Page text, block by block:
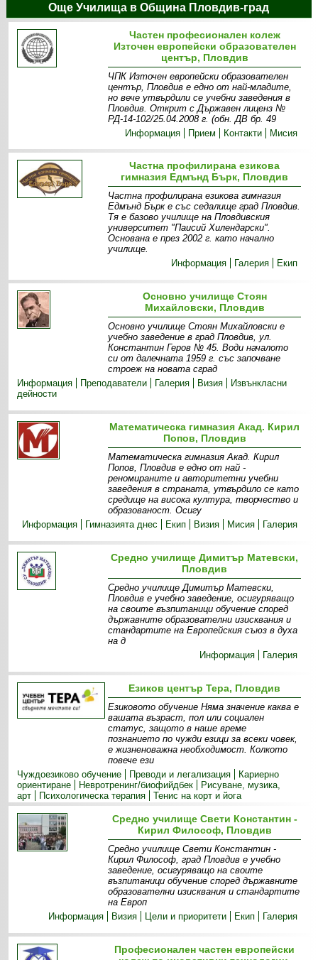
Още Училища в Община Пловдив-град
Частен професионален колеж
Източен европейски образователен
център, Пловдив
ЧПК Източен европейски образователен
център, Пловдив е едно от най-младите,
но вече утвърдили се учебни заведения в
Пловдив. Открит с Държавен лиценз №
РД-14-102/25.04.2008 г. (обн. ДВ бр. 49
Информация
Прием Контакти Мисия
Частна профилирана езикова
гимназия Едмънд Бърк, Пловдив
Частна профилирана езикова гимназия
Едмънд Бърк е със седалище град Пловдив.
Тя е базово училище на Пловдивския
университет "Паисий Хилендарски".
Основана е през 2002 г. като начално
училище.
Информация
Галерия Екип
Основно училище Стоян
Михайловски, Пловдив
Основно училище Стоян Михайловски е
учебно заведение в град Пловдив, ул.
Константин Геров № 45. Води началото
си от далечната 1959 г. със започване
строеж на новата сград
Информация
Преподаватели Галерия Визия
Извънкласни
дейности
Математическа гимназия Акад. Кирил
Попов, Пловдив
Математическа гимназия Акад. Кирил
Попов, Пловдив е едно от най -
реномираните и авторитетни учебни
заведения в страната, утвърдило се като
средище на висока култура, творчество и
образованост. Осигу
Информация
Гимназията днес Екип Визия Мисия Галерия
Средно училище Димитър Матевски,
Пловдив
Средно училище Димитър Матевски,
Пловдив е учебно заведение, осигуряващо
на своите възпитаници обучение според
държавните образователни изисквания и
стандартите на Европейския съюз в духа
на д
Информация
Галерия
Езиков център Тера, Пловдив
Eзиковото обучение Няма значение каква е
вашата възраст, пол или социален
статус, защото в наше време
познанието по чужди езици за всеки човек,
е жизненоважна необходимост. Колкото
повече ези
Чуждоезиково обучение
Преводи и легализация
Кариерно
ориентиране
Невротренинг/биофийдбек
Рисуване, музика,
арт
Психологическа терапия Тенис на корт и йога
Средно училище Свети Константин -
Кирил Философ, Пловдив
Средно училище Свети Константин -
Кирил Философ, град Пловдив е учебно
заведение, осигуряващо на своите
възпитаници обучение според държавните
образователни изисквания и стандартите
на Европ
Информация
Визия Цели и приоритети Екип Галерия
Професионален частен европейски